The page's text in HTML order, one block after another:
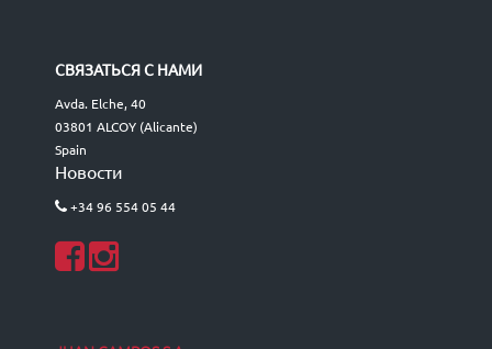
СВЯЗАТЬСЯ С НАМИ
Avda. Elche, 40
03801 ALCOY (Alicante)
Spain
Новости
+34 96 554 05 44